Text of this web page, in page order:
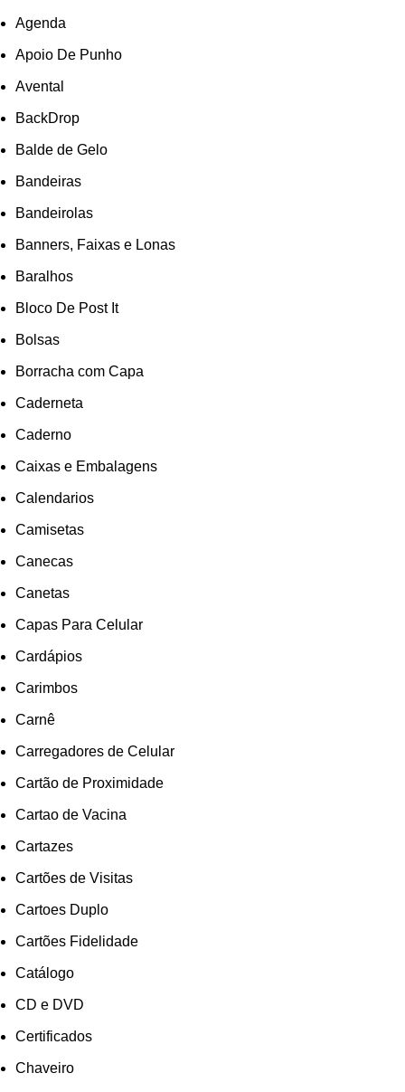
Agenda
Apoio De Punho
Avental
BackDrop
Balde de Gelo
Bandeiras
Bandeirolas
Banners, Faixas e Lonas
Baralhos
Bloco De Post It
Bolsas
Borracha com Capa
Caderneta
Caderno
Caixas e Embalagens
Calendarios
Camisetas
Canecas
Canetas
Capas Para Celular
Cardápios
Carimbos
Carnê
Carregadores de Celular
Cartão de Proximidade
Cartao de Vacina
Cartazes
Cartões de Visitas
Cartoes Duplo
Cartões Fidelidade
Catálogo
CD e DVD
Certificados
Chaveiro